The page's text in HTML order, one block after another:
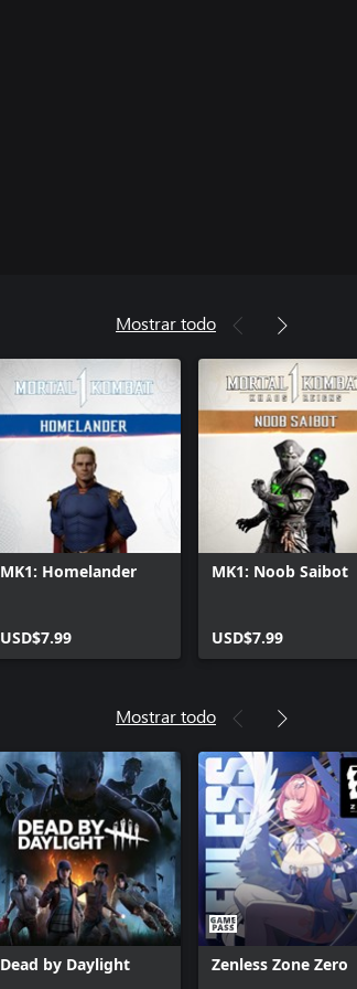
Mostrar todo
MK1: Homelander
USD$7.99
MK1: Noob Saibot
USD$7.99
Mostrar todo
Dead by Daylight Zenless Zone Zero